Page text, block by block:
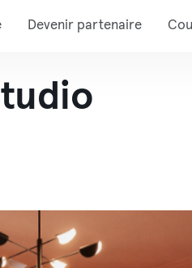
Devenir partenaire